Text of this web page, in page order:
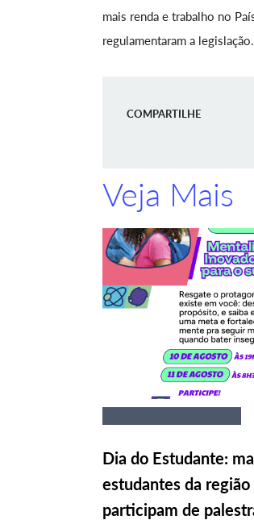
mais renda e trabalho no
regulamentaram a legislação.
COMPARTILHE
Veja Mais
Dia do Estudante:
estudantes da
participam de